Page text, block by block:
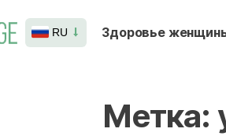
RU Здоровье
Метка: